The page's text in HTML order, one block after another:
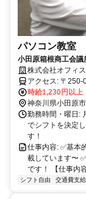
パソコン教室
小田原箱根商工会
ィWEST内）
株式会社オフィ
アクセス: 〒250-0872 神奈川県小田原市中里208 ダイナシティ
WEST
時給1,230円以上
神奈川県小田原市
勤務時間・曜日:
でシフトを決定
す！
仕事内容: ✅基本
載しています〜
です！ 【仕事内
シフト自由 交通費支給